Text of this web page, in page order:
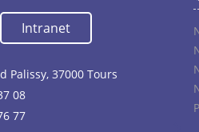
Intranet
Palissy, 37000 Tours
08
77